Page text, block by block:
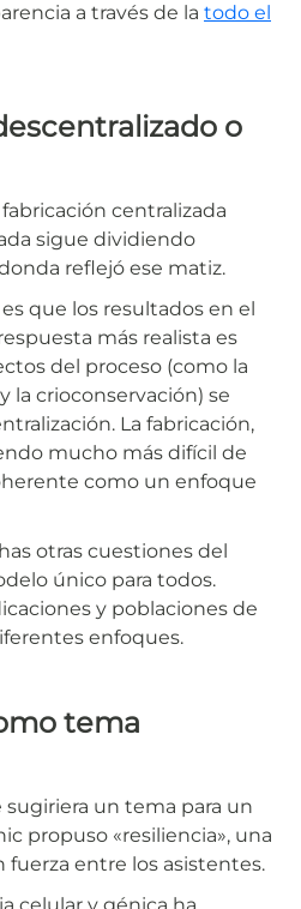
a través de la todo el
o
centralizada
sigue dividiendo
reflejó ese matiz.
que los resultados en el
más realista es
del proceso (como la
la crioconservación) se
La fabricación,
mucho más difícil de
como un enfoque
otras cuestiones del
único para todos.
y poblaciones de
enfoques.
tema
un tema para un
propuso «resiliencia», una
fuerza entre los asistentes.